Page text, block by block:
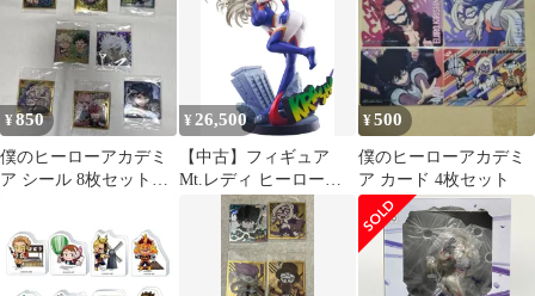
¥850
僕のヒーローアカデミ
ア シール 8枚セット
¥ 26,500
【中古】フィギュア
Mt.レディ ヒーロース
ーツVer. 「僕のヒーロ
ーアカデミア」 1/90
PVC製塗装済み完成品
¥500
僕のヒーローアカデミ
ア カード 4枚セット